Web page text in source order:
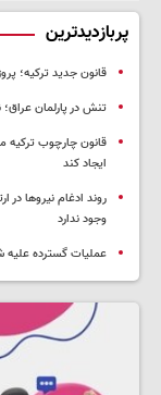
پربازدیدترین
قانون جدید ترکیه؛
تنش در پارلمان
قانون چارچوب ترکیه
ایجاد کند
روند ادغام نیروها
وجود ندارد
عملیات گسترده علیه